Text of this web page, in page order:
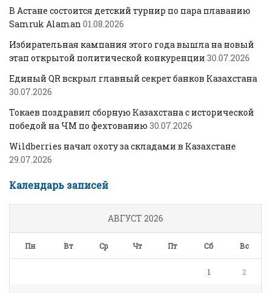
В Астане состоится детский турнир по пара плаванию
Samruk Alaman 01.08.2026
Избирательная кампания этого года вышла на новый
этап открытой политической конкуренции 30.07.2026
Единый QR вскрыл главный секрет банков Казахстана
30.07.2026
Токаев поздравил сборную Казахстана с исторической
победой на ЧМ по фехтованию 30.07.2026
Wildberries начал охоту за складами в Казахстане
29.07.2026
Календарь записей
АВГУСТ 2026
Пн Вт Ср Чт Пт Сб Вс
1 2